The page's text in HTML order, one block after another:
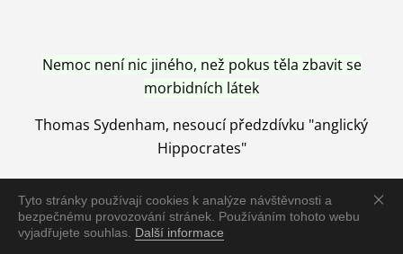
Tyto stránky používají cookies k analýze návštěvnosti a
bezpečnému provozování stránek. Používáním tohoto webu
vyjadřujete souhlas. Další informace
Nemoc není nic jiného, než pokus těla zbavit se
morbidních látek
Thomas Sydenham, nesoucí předzdívku "anglický
Hippocrates"
Nemoc je vyléčena jen pomocí Přírody, neutralizací a